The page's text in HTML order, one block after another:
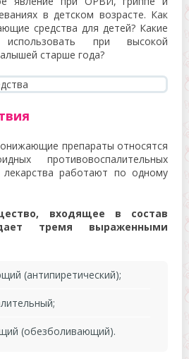
в детском возрасте. Как
средства для детей? Какие
при высокой
старше года?
препараты относятся
противовоспалительных
работают по одному
входящее в состав
тремя выраженными
(антипиретический);
(обезболивающий).